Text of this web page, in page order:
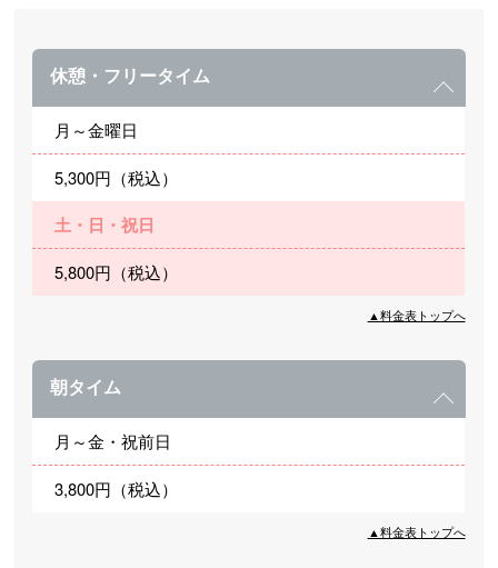
休憩・フリータイム
月～金曜日
5,300円（税込）
土・日・祝日
5,800円（税込）
▲料金表トップへ
朝タイム
月～金・祝前日
3,800円（税込）
▲料金表トップへ